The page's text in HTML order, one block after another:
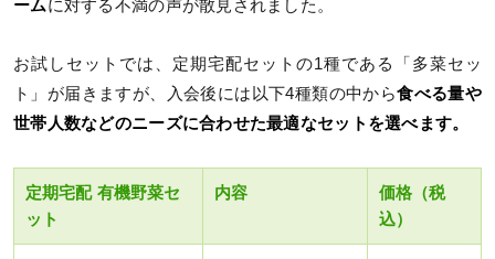
ームに対する不満の声が散見されました。
お試しセットでは、定期宅配セットの1種である「多菜セッ
ト」が届きますが、入会後には以下4種類の中から食べる量や
世帯人数などのニーズに合わせた最適なセットを選べます。
定期宅配 有機野菜セ
ット
内容
価格（税
込）